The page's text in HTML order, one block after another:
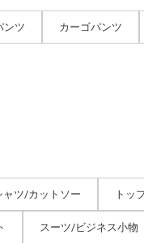
ンツ カーゴパンツ
ャツ/カットソー トッ
スーツ/ビジネス小物